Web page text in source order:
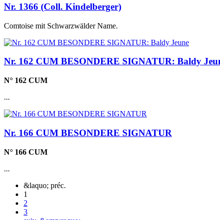
Nr. 1366 (Coll. Kindelberger)
Comtoise mit Schwarzwälder Name.
Nr. 162 CUM BESONDERE SIGNATUR: Baldy
N° 162 CUM
...
Nr. 166 CUM BESONDERE SIGNATUR
N° 166 CUM
...
&laquo; préc.
1
2
3